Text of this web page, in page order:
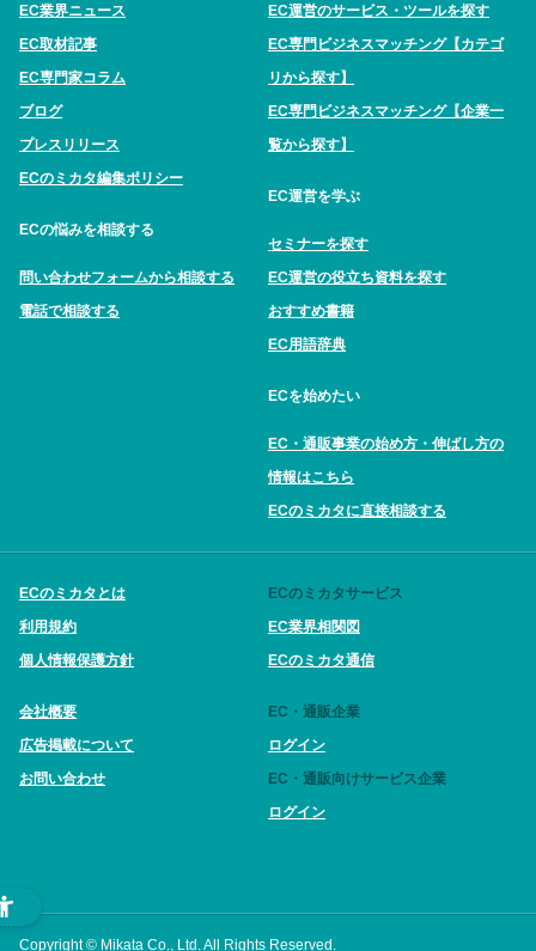
EC業界ニュース
EC取材記事
EC専門家コラム
ブログ
プレスリリース
ECのミカタ編集ポリシー
ECの悩みを相談する
問い合わせフォームから相談する
電話で相談する
EC運営のサービス・ツールを探す
EC専門ビジネスマッチング【カテゴ
リから探す】
EC専門ビジネスマッチング【企業一
覧から探す】
EC運営を学ぶ
セミナーを探す
EC運営の役立ち資料を探す
おすすめ書籍
EC用語辞典
ECを始めたい
EC・通販事業の始め方・伸ばし方の
情報はこちら
ECのミカタに直接相談する
ECのミカタとは
利用規約
個人情報保護方針
会社概要
広告掲載について
お問い合わせ
ECのミカタサービス
EC業界相関図
ECのミカタ通信
EC・通販企業
ログイン
EC・通販向けサービス企業
ログイン
Copyright © Mikata Co., Ltd. All Rights Reserved.